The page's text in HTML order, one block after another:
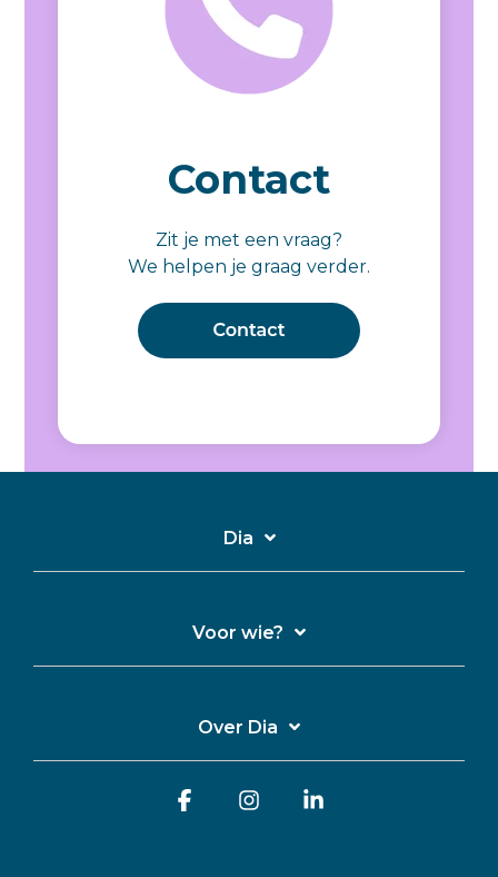
Contact
Zit je met een vraag?
We helpen je graag verder.
Dia
Voor wie?
Over Dia
FacebookInstagram